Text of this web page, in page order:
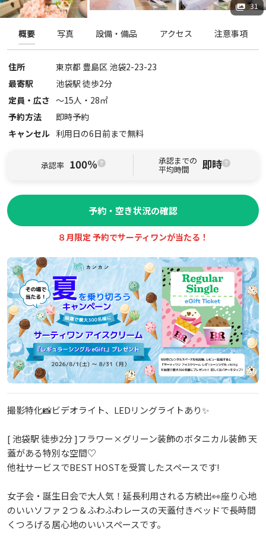
31
概要 写真 設備・備品 アクセス 注意事項
住所 東京都 豊島区 池袋2-23-23
最寄駅
池袋駅 徒歩2分
定員・広さ 〜15人・ 28㎡
予約方法
即時予約
キャンセル 利用日の6日前まで無料
承認率 100% 承認までの
平均時間 即時
予約・空き状況の確認
８月限定 予約でサーティワンが当たる！
撮影特化📸ビデオライト、LEDリングライトあり✨
[ 池袋駅 徒歩2分 ]フラワー×グリーン装飾のボタニカル装飾 天
蓋がある特別な空間♡
他社サービスでBEST HOSTを受賞したスペースです!
女子会・誕生日会で大人気！延長利用される方続出👀座り心地
のいいソファ２つ＆ふわふわレースの天蓋付きベッドで長時間
くつろげる居心地のいいスペースです。